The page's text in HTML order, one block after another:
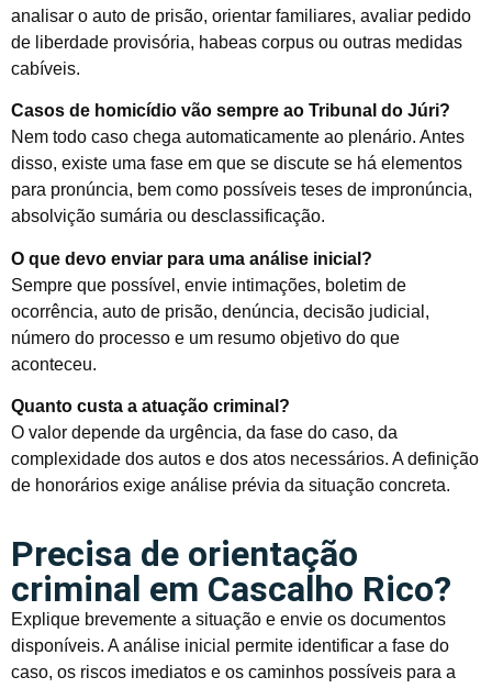
analisar o auto de prisão, orientar familiares, avaliar pedido
de liberdade provisória, habeas corpus ou outras medidas
cabíveis.
Casos de homicídio vão sempre ao Tribunal do Júri?
Nem todo caso chega automaticamente ao plenário. Antes
disso, existe uma fase em que se discute se há elementos
para pronúncia, bem como possíveis teses de impronúncia,
absolvição sumária ou desclassificação.
O que devo enviar para uma análise inicial?
Sempre que possível, envie intimações, boletim de
ocorrência, auto de prisão, denúncia, decisão judicial,
número do processo e um resumo objetivo do que
aconteceu.
Quanto custa a atuação criminal?
O valor depende da urgência, da fase do caso, da
complexidade dos autos e dos atos necessários. A definição
de honorários exige análise prévia da situação concreta.
Precisa de orientação
criminal em Cascalho Rico?
Explique brevemente a situação e envie os documentos
disponíveis. A análise inicial permite identificar a fase do
caso, os riscos imediatos e os caminhos possíveis para a